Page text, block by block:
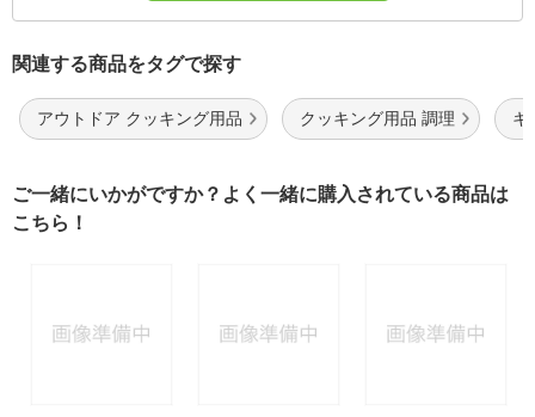
関連する商品をタグで探す
アウトドア クッキング用品 クッキング用品 調理 キ
ご一緒にいかがですか？よく一緒に購入されている商品は
こちら！